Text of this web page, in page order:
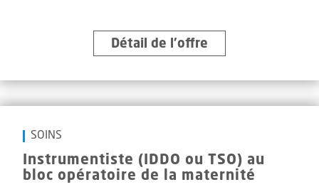
Détail de l’offre
SOINS
Instrumentiste (IDDO ou TSO) au
bloc opératoire de la maternité